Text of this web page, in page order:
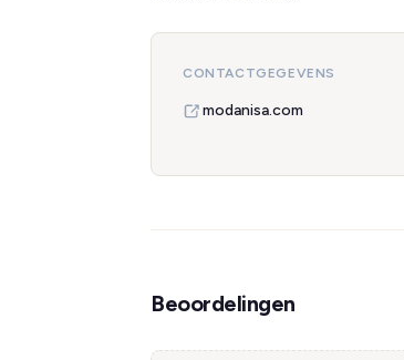
CONTACTGEGEVENS
modanisa.com
Beoordelingen